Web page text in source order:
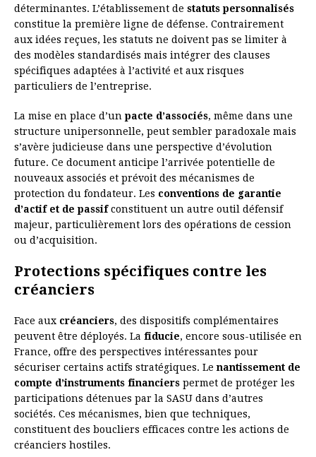
déterminantes. L’établissement de statuts personnalisés
constitue la première ligne de défense. Contrairement
aux idées reçues, les statuts ne doivent pas se limiter à
des modèles standardisés mais intégrer des clauses
spécifiques adaptées à l’activité et aux risques
particuliers de l’entreprise.
La mise en place d’un pacte d’associés, même dans une
structure unipersonnelle, peut sembler paradoxale mais
s’avère judicieuse dans une perspective d’évolution
future. Ce document anticipe l’arrivée potentielle de
nouveaux associés et prévoit des mécanismes de
protection du fondateur. Les conventions de garantie
d’actif et de passifconstituent un autre outil défensif
majeur, particulièrement lors des opérations de cession
ou d’acquisition.
Protections spécifiques contre les
créanciers
Face aux créanciers, des dispositifs complémentaires
peuvent être déployés. La fiducie, encore sous-utilisée en
France, offre des perspectives intéressantes pour
sécuriser certains actifs stratégiques. Lenantissement de
compte d’instruments financiers permet de protéger les
participations détenues par la SASU dans d’autres
sociétés. Ces mécanismes, bien que techniques,
constituent des boucliers efficaces contre les actions de
créanciers hostiles.